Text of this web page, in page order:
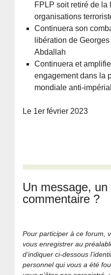
FPLP soit retiré de la
organisations
Continuera son
libération de
Abdallah
Continuera et
engagement dans la
mondiale anti-
Le 1er février 2023
Un message, un
commentaire ?
Pour participer à ce forum,
vous enregistrer au
d’indiquer ci-dessous
personnel qui vous a été